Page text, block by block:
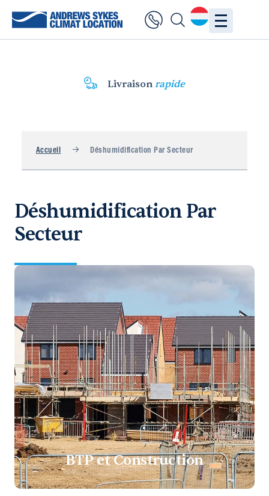
Livraisonrapide
Accueil Déshumidification Par Secteur
Déshumidification Par
Secteur
BTP et Construction